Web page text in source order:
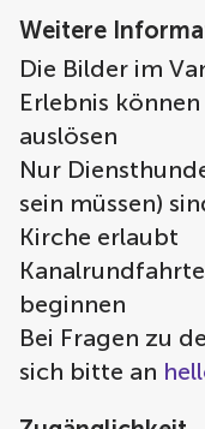
Weitere
Die Bilder im
Erlebnis
auslösen
Nur
sein müssen)
Kirche erlaubt
beginnen
Bei Fragen zu
sich bitte an